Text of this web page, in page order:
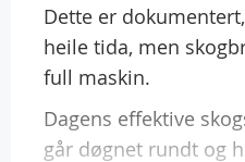
Dette er
heile tida, men
full maskin.
Dagens effektive
går døgnet rundt og